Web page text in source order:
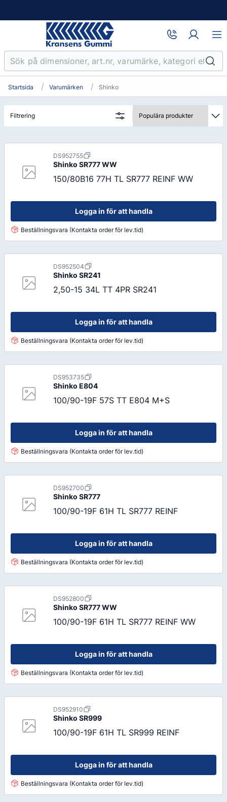
Startsida Varumärken Shinko
Filtrering
DS952755
Shinko SR777 WW
150/80B16 77H TL SR777 REINF WW
Logga in för att handla
Beställningsvara (Kontakta order för lev.tid)
DS952504
Shinko SR241
2,50-15 34L TT 4PR SR241
Logga in för att handla
Beställningsvara (Kontakta order för lev.tid)
DS953735
Shinko E804
100/90-19F 57S TT E804 M+S
Logga in för att handla
Beställningsvara (Kontakta order för lev.tid)
DS952700
Shinko SR777
100/90-19F 61H TL SR777 REINF
Logga in för att handla
Beställningsvara (Kontakta order för lev.tid)
DS952800
Shinko SR777 WW
100/90-19F 61H TL SR777 REINF WW
Logga in för att handla
Beställningsvara (Kontakta order för lev.tid)
DS952910
Shinko SR999
100/90-19F 61H TL SR999 REINF
Logga in för att handla
Beställningsvara (Kontakta order för lev.tid)